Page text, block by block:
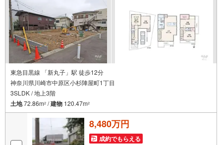
作り上げられます！リフォームプランナーの同行も可能で
す。
東急目黒線 「新丸子」駅 徒歩12分
神奈川県川崎市中原区小杉陣屋町1丁目
3SLDK / 地上3階
土地72.86m2 /建物 120.47m2
8,480万円
成約でもらえる